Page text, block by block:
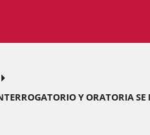
Y ORATORIA SE